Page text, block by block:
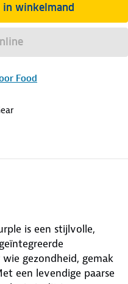
in winkelmand
Food
is een stijlvolle,
gezondheid, gemak
een levendige paarse